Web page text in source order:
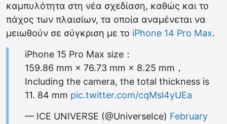
καμπυλότητα στη νέα σχεδίαση, καθώς και το
πάχος των πλαισίων, τα οποία αναμένεται να
μειωθούν σε σύγκριση με το iPhone 14 Pro Max.
iPhone 15 Pro Max size：
159.86 mm × 76.73 mm × 8.25 mm，
Including the camera, the total thickness is
11. 84 mm pic.twitter.com/cqMsl4yUEa
— ICE UNIVERSE (@UniverseIce) February